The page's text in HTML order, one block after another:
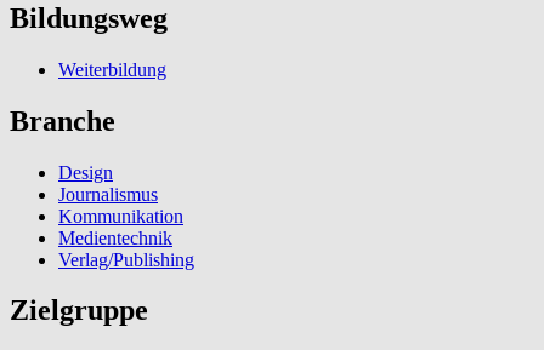
Bildungsweg
Weiterbildung
Branche
Design
Journalismus
Kommunikation
Medientechnik
Verlag/Publishing
Zielgruppe